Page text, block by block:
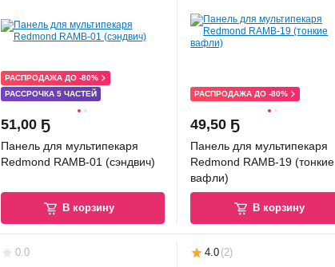
РАССРОЧКА 5 ЧАСТЕЙ
РАСПРОДАЖА ДО -80%
51,00 Ҕ
Панель для мультипекаря
Redmond RAMB-01 (сэндвич)
В корзину
РАСПРОДАЖА ДО -80%
49,50 Ҕ
Панель для мультипекаря
Redmond RAMB-19 (тонкие
вафли)
В корзину
0.0 4.0 (2)